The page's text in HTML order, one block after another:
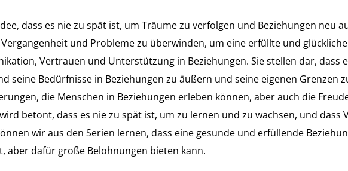
dass es nie zu spät ist, um Träume zu verfolgen und Beziehungen neu
und Probleme zu überwinden, um eine erfüllte und
Vertrauen und Unterstützung in Beziehungen. Sie stellen dar, dass
seine Bedürfnisse in Beziehungen zu äußern und seine eigenen Grenzen
die Menschen in Beziehungen erleben können, aber auch die
betont, dass es nie zu spät ist, um zu lernen und zu wachsen, und dass
wir aus den Serien lernen, dass eine gesunde und erfüllende
dafür große Belohnungen bieten kann.